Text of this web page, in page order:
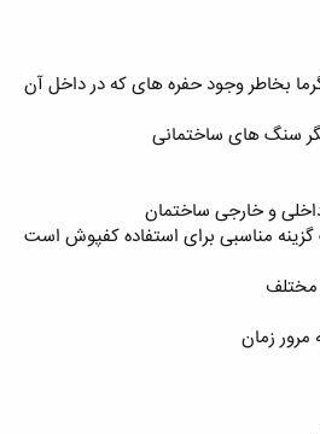
بخاطر وجود حفره های که در داخل آن
سنگ های ساختمانی
و خارجی ساختمان
مناسبی برای استفاده کفپوش است
مختلف
زمان